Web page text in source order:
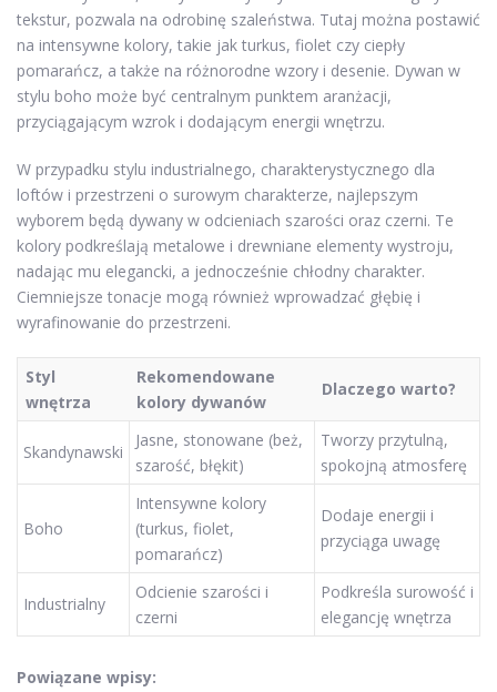
tekstur, pozwala na odrobinę szaleństwa. Tutaj można postawić
na intensywne kolory, takie jak turkus, fiolet czy ciepły
pomarańcz, a także na różnorodne wzory i desenie. Dywan w
stylu boho może być centralnym punktem aranżacji,
przyciągającym wzrok i dodającym energii wnętrzu.
W przypadku stylu industrialnego, charakterystycznego dla
loftów i przestrzeni o surowym charakterze, najlepszym
wyborem będą dywany w odcieniach szarości oraz czerni. Te
kolory podkreślają metalowe i drewniane elementy wystroju,
nadając mu elegancki, a jednocześnie chłodny charakter.
Ciemniejsze tonacje mogą również wprowadzać głębię i
wyrafinowanie do przestrzeni.
Styl
wnętrza
Rekomendowane
kolory dywanów
Dlaczego warto?
Skandynawski
Jasne, stonowane (beż,
szarość, błękit)
Tworzy przytulną,
spokojną atmosferę
Boho
Intensywne kolory
(turkus, fiolet,
pomarańcz)
Dodaje energii i
przyciąga uwagę
Industrialny
Odcienie szarości i
czerni
Podkreśla surowość i
elegancję wnętrza
Powiązane wpisy: